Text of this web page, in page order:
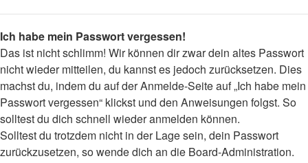
Ich habe mein Passwort vergessen!
Das ist nicht schlimm! Wir können dir zwar dein altes Passwort
nicht wieder mitteilen, du kannst es jedoch zurücksetzen. Dies
machst du, indem du auf der Anmelde-Seite auf „Ich habe mein
Passwort vergessen“ klickst und den Anweisungen folgst. So
solltest du dich schnell wieder anmelden können.
Solltest du trotzdem nicht in der Lage sein, dein Passwort
zurückzusetzen, so wende dich an die Board-Administration.